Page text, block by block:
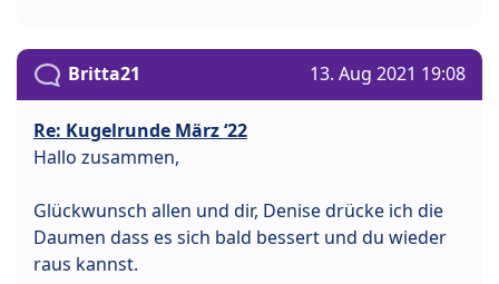
Britta21 13. Aug 2021 19:08
Re: Kugelrunde März ‘22
Hallo zusammen,
Glückwunsch allen und dir, Denise drücke ich die
Daumen dass es sich bald bessert und du wieder
raus kannst.